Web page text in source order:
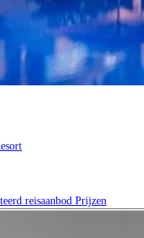
reisaanbod Prijzen